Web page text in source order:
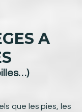
A
que les pies, les